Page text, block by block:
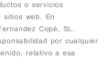
o servicios
sitios web. En
Copé, SL.
por cualquier
relativo a esa